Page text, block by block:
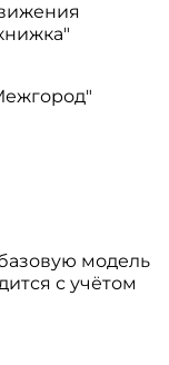
модель
с учётом